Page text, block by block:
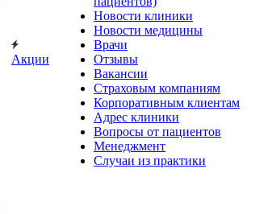
Акции
Новости клиники
Новости медицины
Врачи
Отзывы
Вакансии
Страховым компаниям
Корпоративным клиентам
Адрес клиники
Вопросы от пациентов
Менеджмент
Случаи из практики